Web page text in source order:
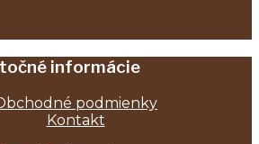
informácie
podmienky
Kontakt